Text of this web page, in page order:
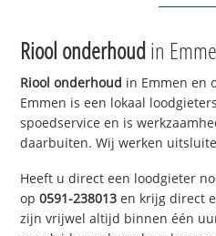
Riool onderhoudin
Riool onderhoud in Emmen en
Emmen is een lokaal
spoedservice en is
daarbuiten. Wij werken
Heeft u direct een loodgieter
op0591-238013 en krijg direct
zijn vrijwel altijd binnen één